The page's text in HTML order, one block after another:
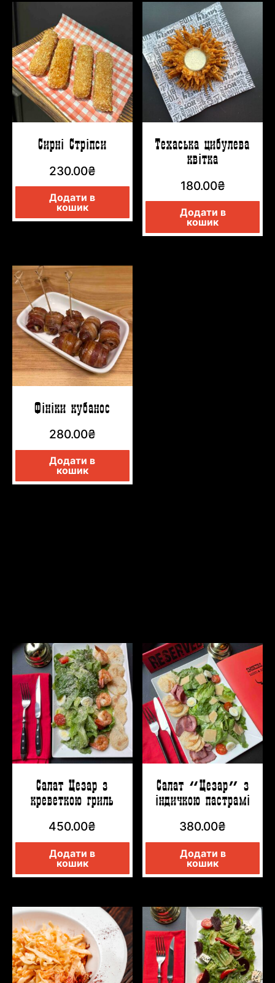
Сирні Стріпси
230.00₴
Додати в
кошик
Техаська цибулева
квітка
180.00₴
Додати в
кошик
Фініки кубанос
280.00₴
Додати в
кошик
Салат Цезар з
креветкою гриль
450.00₴
Додати в
кошик
Салат “Цезар” з
індичкою пастрамі
380.00₴
Додати в
кошик